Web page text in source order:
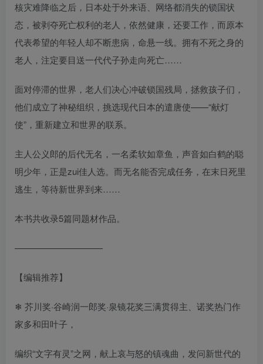
核灾难降临之后，日本处于外来语、网络都消失的锁国状
态，被剥夺死亡权利的老人，依然健康，还要工作，而原本
代表希望的年轻人却不断患病，命悬一线。拥有不死之身的
老人，注定要目送一代代子孙走向死亡……
面对停滞的世界，老人们决心冲破锁国残局，拯救孩子们，
他们成立了神秘组织，挑选现代日本的遣唐使——“献灯
使”，重新建立和世界的联系。
主人公义郎的后代无名，一名柔软如章鱼，声音如白鹤的聪
明少年，正是zui佳人选。而无名能否完成任务，在末日死里
逃生，等待新世界到来……
本书共收录5篇同题材作品。
——————————
【编辑推荐】
❄ 芥川奖·谷崎润一郎奖·泉镜花奖三满贯得主、诺奖热门作
家多和田叶子，
编织“文字有灵”之网，献上哀与怒的镇魂曲，发问新世代的